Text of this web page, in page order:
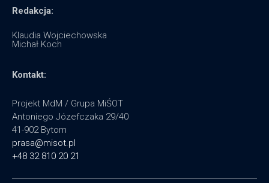
Redakcja:
Klaudia Wojciechowska
Michał Koch
Kontakt:
Projekt MdM / Grupa MiŚOT
Antoniego Józefczaka 29/40
41-902 Bytom
prasa@misot.pl
+48 32 810 20 21